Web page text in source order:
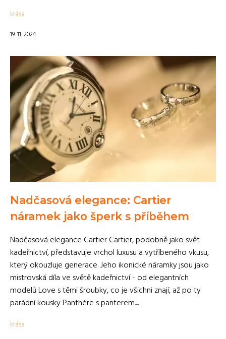
krása
19. 11. 2024
Nadčasová elegance: Cartier
náramek jako šperk s příběhem
Nadčasová elegance Cartier Cartier, podobně jako svět
kadeřnictví, představuje vrchol luxusu a vytříbeného vkusu,
který okouzluje generace. Jeho ikonické náramky jsou jako
mistrovská díla ve světě kadeřnictví - od elegantních
modelů Love s těmi šroubky, co je všichni znají, až po ty
parádní kousky Panthère s panterem....
krása